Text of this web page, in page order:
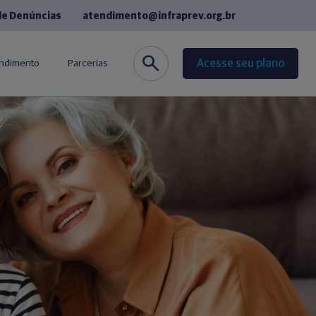
Denúncias atendimento@infraprev.org.br
Fornecedores
Parcerias
Seguros
Cursos de Idiomas
Acesse seu plano